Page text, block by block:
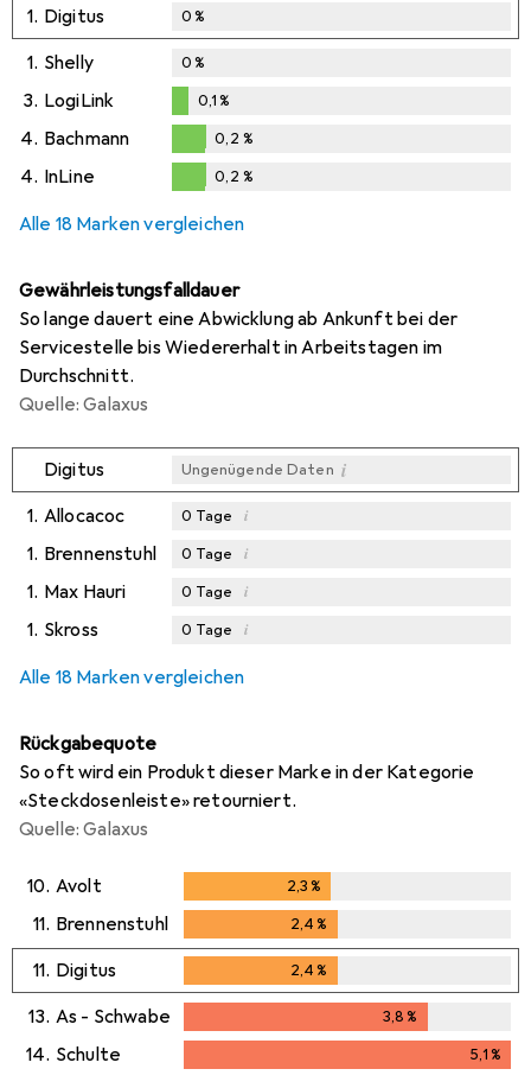
1. Digitus 0%
1. Shelly 0%
3. LogiLink
%
0,1%
4. Bachmann
0,2%
0,2 %
4. InLine 0,2 %
Alle 18 Marken vergleichen
Gewährleistungsfalldauer
So lange dauert eine Abwicklung ab Ankunft bei der
Servicestelle bis Wiedererhalt in Arbeitstagen im
Durchschnitt.
Quelle: Galaxus
Digitus Ungenügende Daten i
1. Allocacoc 0 Tage i
1. Brennenstuhl 0 Tage i
1. Max Hauri 0 Tage i
1. Skross 0 Tage i
Alle 18 Marken vergleichen
Rückgabequote
So oft wird ein Produkt dieser Marke in der Kategorie
«Steckdosenleiste» retourniert.
Quelle: Galaxus
10. Avolt 2,3%
11. Brennenstuhl 2,4%
11. Digitus 2,4%
13. As - Schwabe 3,8%
14. Schulte 5,1%